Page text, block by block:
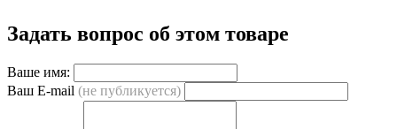
Задать вопрос об этом товаре
Ваше имя:
Ваш E-mail (не публикуется)